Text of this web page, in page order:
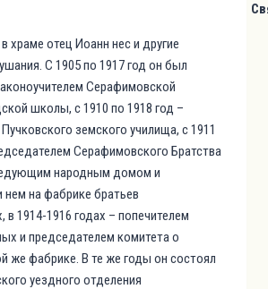
храме отец Иоанн нес и другие
С 1905 по 1917 год он был
Серафимовской
школы, с 1910 по 1918 год –
земского училища, с 1911
Серафимовского Братства
народным домом и
нем на фабрике братьев
в 1914-1916 годах – попечителем
и председателем комитета о
же фабрике. В те же годы он состоял
уездного отделения